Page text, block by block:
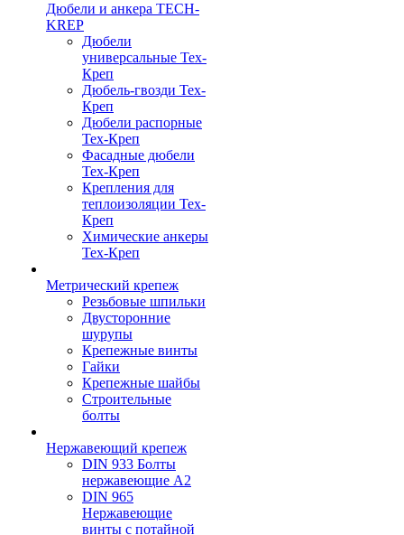
Дюбели и анкера TECH-
KREP
Дюбели
универсальные Тех-
Креп
Дюбель-гвозди Тех-
Креп
Дюбели распорные
Тех-Креп
Фасадные дюбели
Тех-Креп
Крепления для
теплоизоляции Тех-
Креп
Химические анкеры
Тех-Креп
Метрический крепеж
Резьбовые шпильки
Двусторонние
шурупы
Крепежные винты
Гайки
Крепежные шайбы
Строительные
болты
Нержавеющий крепеж
DIN 933 Болты
нержавеющие А2
DIN 965
Нержавеющие
винты с потайной